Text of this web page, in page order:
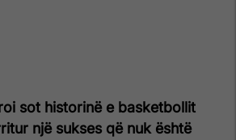
sot historinë e basketbollit
një sukses që nuk është